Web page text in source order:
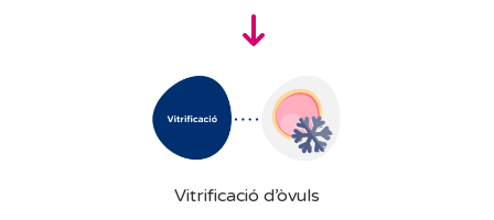
Vitrificació d’òvuls